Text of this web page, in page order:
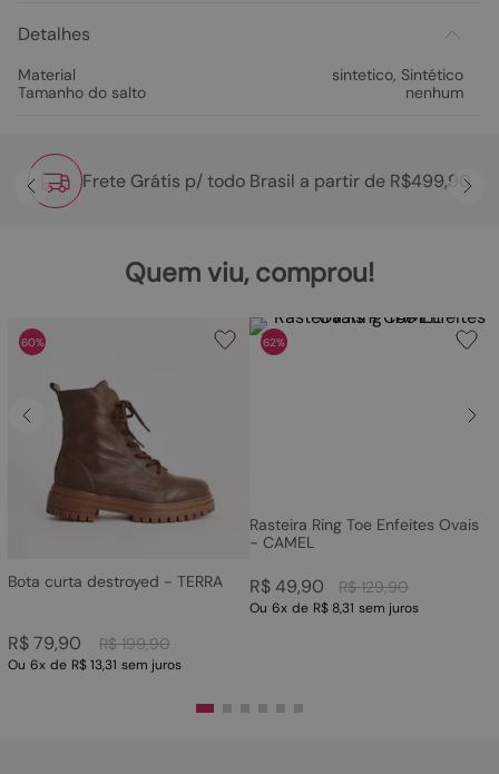
Detalhes
Material sintetico, Sintético
Tamanho do salto
nenhum
Frete Grátis p/ todo Brasil a partir de R$499,90
Quem viu, comprou!
60%
Bota curta destroyed - TERRA
R$ 199,90
R$79,90
Ou 6x de R$ 13,31 sem juros
62%
Rasteira Ring Toe Enfeites Ovais
- CAMEL
R$ 129,90
R$49,90
Ou 6x de R$ 8,31 sem juros